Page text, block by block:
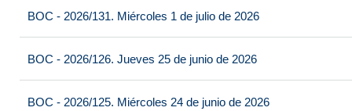
BOC - 2026/131. Miércoles 1 de julio de 2026
BOC - 2026/126. Jueves 25 de junio de 2026
BOC - 2026/125. Miércoles 24 de junio de 2026